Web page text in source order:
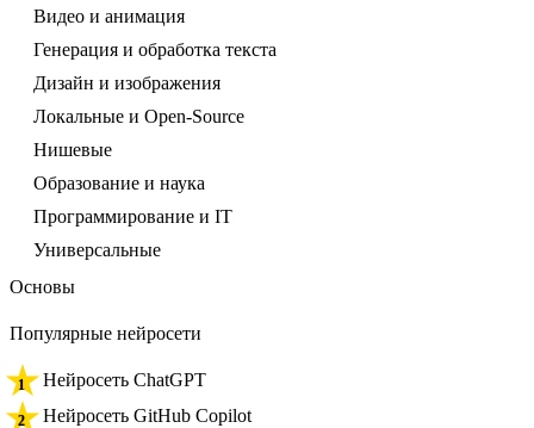
Видео и анимация
Генерация и обработка текста
Дизайн и изображения
Локальные и Open-Source
Нишевые
Образование и наука
Программирование и IT
Универсальные
Основы
Популярные нейросети
Нейросеть ChatGPT
Нейросеть GitHub Copilot